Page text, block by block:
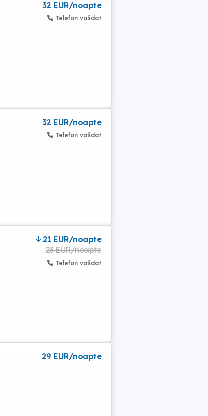
32 EUR/noapte
Telefon validat
32 EUR/noapte
Telefon validat
21 EUR/noapte
23 EUR/noapte
Telefon validat
29 EUR/noapte